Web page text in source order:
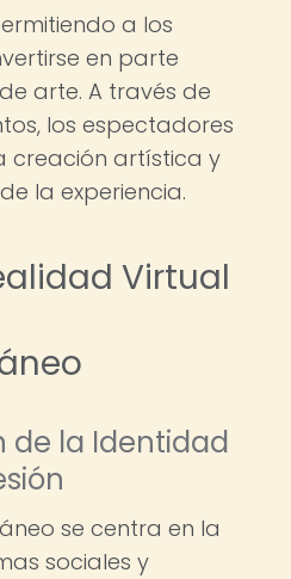
a los
en parte
arte. A través de
los espectadores
creación artística y
la experiencia.
Virtual
de la Identidad
se centra en la
sociales y